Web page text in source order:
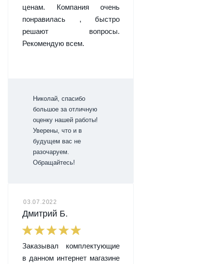
ценам. Компания очень
понравилась , быстро
решают вопросы.
Рекомендую всем.
Николай, спасибо
большое за отличную
оценку нашей работы!
Уверены, что и в
будущем вас не
разочаруем.
Обращайтесь!
03.07.2022
Дмитрий Б.
Заказывал комплектующие
в данном интернет магазине